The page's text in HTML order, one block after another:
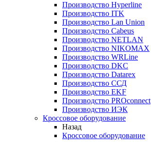
Производство Hyperline
Производство ITK
Производство Lan Union
Производство Cabeus
Производство NETLAN
Производство NIKOMAX
Производство WRLine
Производство DKC
Производство Datarex
Производство ССД
Производство EKF
Производство PROconnect
Производство ИЭК
Кроссовое оборудование
Назад
Кроссовое оборудование